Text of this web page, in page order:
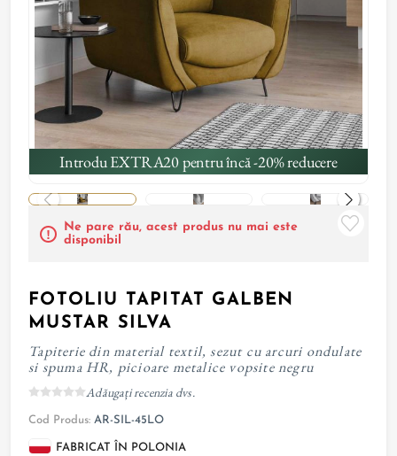
Introdu EXTRA20 pentru încă -20% reducere
Ne pare rău, acest produs nu mai este
disponibil
FOTOLIU TAPITAT GALBEN
MUSTAR SILVA
Tapiterie din material textil, sezut cu arcuri ondulate
si spuma HR, picioare metalice vopsite negru
Adăugați recenzia dvs.
Cod Produs: AR-SIL-45LO
FABRICAT ÎN POLONIA